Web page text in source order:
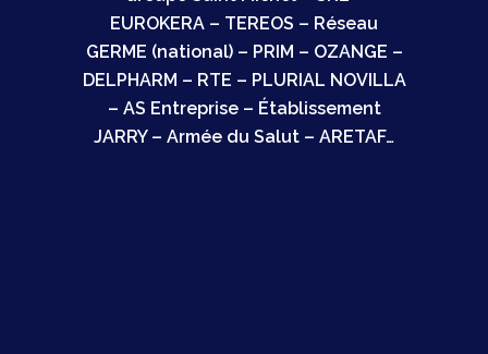
EUROKERA – TEREOS – Réseau
GERME (national) – PRIM – OZANGE –
DELPHARM – RTE – PLURIAL NOVILLA
– AS Entreprise – Établissement
JARRY – Armée du Salut – ARETAF…